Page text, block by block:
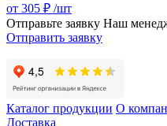
от 305 ₽ /шт
Отправьте заявку Наш
Отправить заявку
Каталог продукции О
Доставка